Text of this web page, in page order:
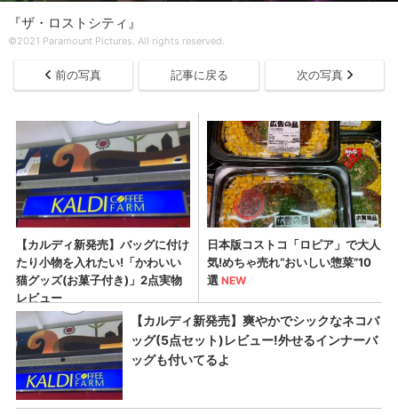
『ザ・ロストシティ』
©2021 Paramount Pictures. All rights reserved.
前の写真 記事に戻る 次の写真